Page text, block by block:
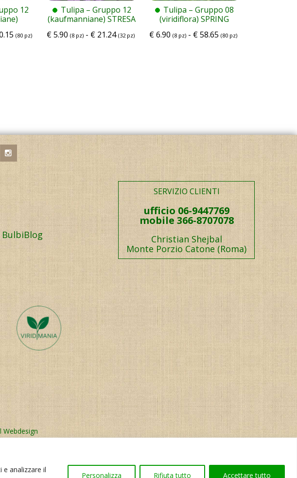
analizzare il
Personalizza Rifiuta tutto Accettare tutto
12
(80 pz)
Tulipa – Gruppo 12
(kaufmanniane) STRESA
€5.90 (8 pz)- €21.24 (32 pz)
Tulipa – Gruppo 08
(viridiflora) SPRING
€6.90 (8 pz)- €58.65 (80 pz)
SERVIZIO CLIENTI
ufficio 06-9447769
mobile 366-8707078
Christian Shejbal
Monte Porzio Catone (Roma)
BulbiBlog
Webdesign